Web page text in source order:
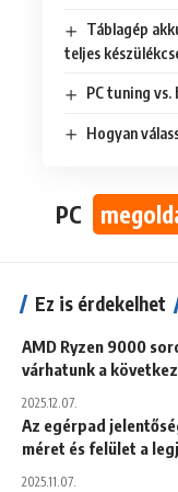
Táblagép
teljes
PC tuning
Hogyan
PC
Ez is érdekelhet
AMD Ryzen 9000
várhatunk a
2025.12.07.
Az egérpad
méret és felület a
2025.11.07.